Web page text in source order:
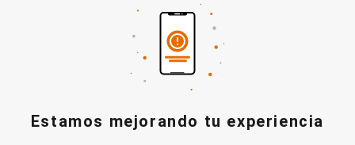
Estamos mejorando tu experiencia